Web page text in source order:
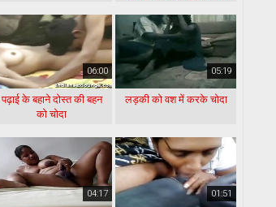
06:00
पढ़ाई के बहाने दोस्त की बहन
को चोदा
05:19
लड़की को वश में करके चोदा
04:17 01:51